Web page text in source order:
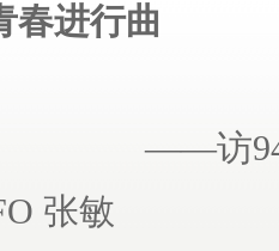
春进行曲
访94届本科
张敏